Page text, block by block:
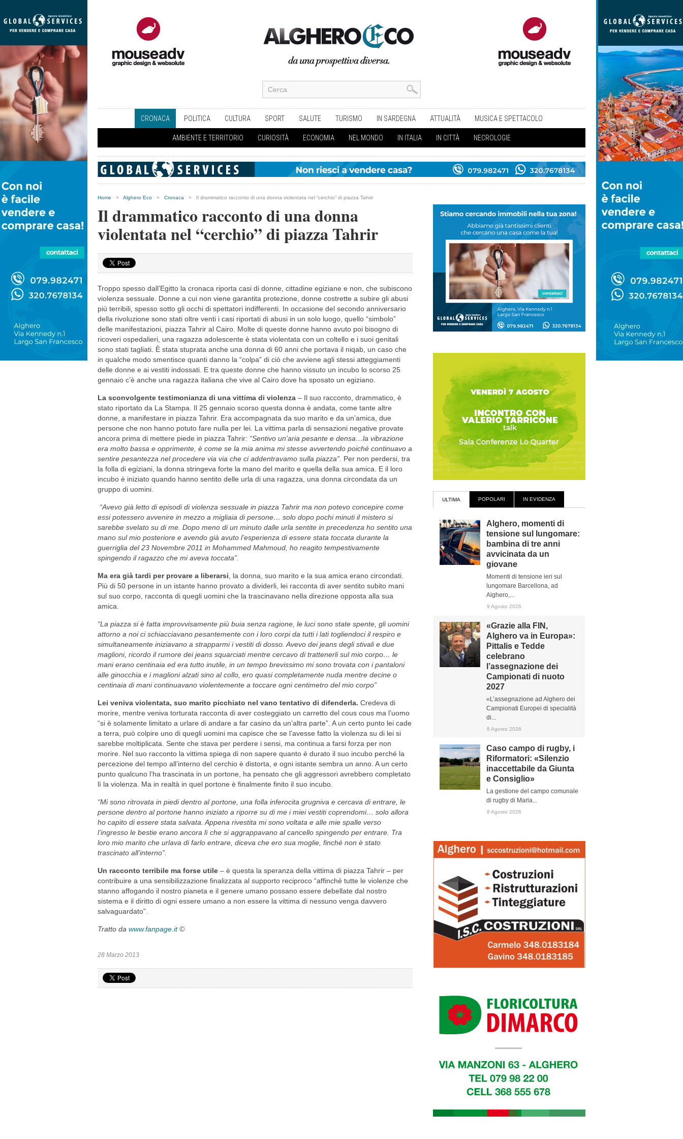
CRONACA POLITICA CULTURA SPORT SALUTE TURISMO IN SARDEGNA ATTUALITÀ MUSICA E SPETTACOLO
AMBIENTE E TERRITORIO CURIOSITÀ ECONOMIA NEL MONDO IN ITALIA IN CITTÀ NECROLOGIE
Home > Alghero Eco > Cronaca > Il drammatico racconto di una donna violentata nel “cerchio” di piazza Tahrir
Il drammatico racconto di una donna
violentata nel “cerchio” di piazza Tahrir
Troppo spesso dall’Egitto la cronaca riporta casi di donne, cittadine egiziane e non, che subiscono
violenza sessuale. Donne a cui non viene garantita protezione, donne costrette a subire gli abusi
più terribili, spesso sotto gli occhi di spettatori indifferenti. In occasione del secondo anniversario
della rivoluzione sono stati oltre venti i casi riportati di abusi in un solo luogo, quello “simbolo”
delle manifestazioni, piazza Tahrir al Cairo. Molte di queste donne hanno avuto poi bisogno di
ricoveri ospedalieri, una ragazza adolescente è stata violentata con un coltello e i suoi genitali
sono stati tagliati. È stata stuprata anche una donna di 60 anni che portava il niqab, un caso che
in qualche modo smentisce quanti danno la “colpa” di ciò che avviene agli stessi atteggiamenti
delle donne e ai vestiti indossati. E tra queste donne che hanno vissuto un incubo lo scorso 25
gennaio c’è anche una ragazza italiana che vive al Cairo dove ha sposato un egiziano.
La sconvolgente testimonianza di una vittima di violenza – Il suo racconto, drammatico, è
stato riportato da La Stampa. Il 25 gennaio scorso questa donna è andata, come tante altre
donne, a manifestare in piazza Tahrir. Era accompagnata da suo marito e da un’amica, due
persone che non hanno potuto fare nulla per lei. La vittima parla di sensazioni negative provate
ancora prima di mettere piede in piazza Tahrir: “Sentivo un’aria pesante e densa…la vibrazione
era molto bassa e opprimente, è come se la mia anima mi stesse avvertendo poiché continuavo a
sentire pesantezza nel procedere via via che ci addentravamo sulla piazza” . Per non perdersi, tra
la folla di egiziani, la donna stringeva forte la mano del marito e quella della sua amica. E il loro
incubo è iniziato quando hanno sentito delle urla di una ragazza, una donna circondata da un
gruppo di uomini.
“Avevo già letto di episodi di violenza sessuale in piazza Tahrir ma non potevo concepire come
essi potessero avvenire in mezzo a migliaia di persone… solo dopo pochi minuti il mistero si
sarebbe svelato su di me. Dopo meno di un minuto dalle urla sentite in precedenza ho sentito una
mano sul mio posteriore e avendo già avuto l’esperienza di essere stata toccata durante la
guerriglia del 23 Novembre 2011 in Mohammed Mahmoud, ho reagito tempestivamente
spingendo il ragazzo che mi aveva toccata”.
Ma era già tardi per provare a liberarsi , la donna, suo marito e la sua amica erano circondati.
Più di 50 persone in un istante hanno provato a dividerli, lei racconta di aver sentito subito mani
sul suo corpo, racconta di quegli uomini che la trascinavano nella direzione opposta alla sua
amica.
“La piazza si è fatta improvvisamente più buia senza ragione, le luci sono state spente, gli uomini
attorno a noi ci schiacciavano pesantemente con i loro corpi da tutti i lati togliendoci il respiro e
simultaneamente iniziavano a strapparmi i vestiti di dosso. Avevo dei jeans degli stivali e due
maglioni, ricordo il rumore dei jeans squarciati mentre cercavo di trattenerli sul mio corpo… le
mani erano centinaia ed era tutto inutile, in un tempo brevissimo mi sono trovata con i pantaloni
alle ginocchia e i maglioni alzati sino al collo, ero quasi completamente nuda mentre decine o
centinaia di mani continuavano violentemente a toccare ogni centimetro del mio corpo”
Lei veniva violentata, suo marito picchiato nel vano tentativo di difenderla. Credeva di
morire, mentre veniva torturata racconta di aver costeggiato un carretto del cous cous ma l’uomo
“si è solamente limitato a urlare di andare a far casino da un’altra parte”. A un certo punto lei cade
a terra, può colpire uno di quegli uomini ma capisce che se l’avesse fatto la violenza su di lei si
sarebbe moltiplicata. Sente che stava per perdere i sensi, ma continua a farsi forza per non
morire. Nel suo racconto la vittima spiega di non sapere quanto è durato il suo incubo perché la
percezione del tempo all’interno del cerchio è distorta, e ogni istante sembra un anno. A un certo
punto qualcuno l’ha trascinata in un portone, ha pensato che gli aggressori avrebbero completato
lì la violenza. Ma in realtà in quel portone è finalmente finito il suo incubo.
“Mi sono ritrovata in piedi dentro al portone, una folla inferocita grugniva e cercava di entrare, le
persone dentro al portone hanno iniziato a riporre su di me i miei vestiti coprendomi… solo allora
ho capito di essere stata salvata. Appena rivestita mi sono voltata e alle mie spalle verso
l’ingresso le bestie erano ancora lì che si aggrappavano al cancello spingendo per entrare. Tra
loro mio marito che urlava di farlo entrare, diceva che ero sua moglie, finché non è stato
trascinato all’interno”.
Un racconto terribile ma forse utile – è questa la speranza della vittima di piazza Tahrir – per
contribuire a una sensibilizzazione finalizzata al supporto reciproco “affinché tutte le violenze che
stanno affogando il nostro pianeta e il genere umano possano essere debellate dal nostro
sistema e il diritto di ogni essere umano a non essere la vittima di nessuno venga davvero
salvaguardato”.
Tratto da www.fanpage.it©
28 Marzo 2013
ULTIMA POPOLARI IN EVIDENZA
Alghero, momenti di
tensione sul lungomare:
bambina di tre anni
avvicinata da un
giovane
Momenti di tensione ieri sul
lungomare Barcellona, ad
Alghero,...
9 Agosto 2026
«Grazie alla FIN,
Alghero va in Europa»:
Pittalis e Tedde
celebrano
l’assegnazione dei
Campionati di nuoto
2027
«L’assegnazione ad Alghero dei
Campionati Europei di specialità
di...
8 Agosto 2026
Caso campo di rugby, i
Riformatori: «Silenzio
inaccettabile da Giunta
e Consiglio»
La gestione del campo comunale
di rugby di Maria...
8 Agosto 2026